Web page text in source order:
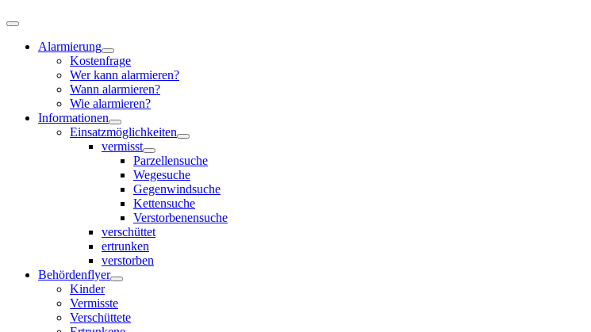
Alarmierung
Kostenfrage
Wer kann alarmieren?
Wann alarmieren?
Wie alarmieren?
Informationen
Einsatzmöglichkeiten
vermisst
Parzellensuche
Wegesuche
Gegenwindsuche
Kettensuche
Verstorbenensuche
verschüttet
ertrunken
verstorben
Behördenflyer
Kinder
Vermisste
Verschüttete